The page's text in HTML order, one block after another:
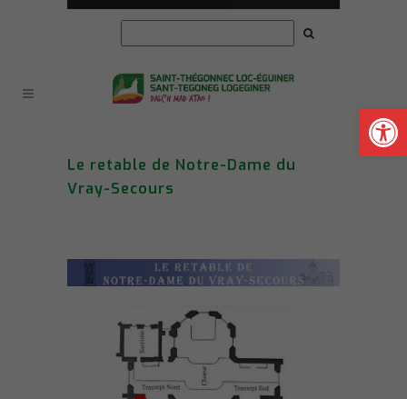
Ouvrir
Le retable de Notre-Dame du
Vray-Secours